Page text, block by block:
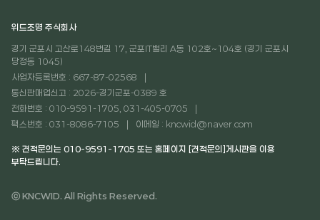
위드조명 주식회사
경기 군포시 고산로148번길 17, 군포IT밸리 A동 102호~104호 (경기 군포시
당정동 1045)
사업자등록번호 : 667-87-02568
통신판매업신고 : 2026-경기군포-0389 호
전화번호 : 010-9591-1705, 031-405-0705
팩스번호 : 031-8086-7105
이메일 : kncwid@naver.com
※ 견적문의는 010-9591-1705 또는 홈페이지 [견적문의]게시판을 이용
부탁드립니다.
ⓒ KNCWID. All Rights Reserved.